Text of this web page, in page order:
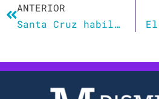
ANTERIOR
Santa Cruz habilitó a sus docentes a dar clases en lenguaje inclusivo